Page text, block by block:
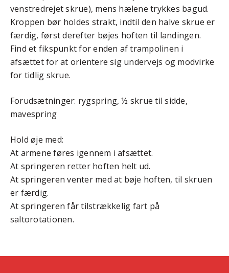
venstredrejet skrue), mens hælene trykkes bagud.
Kroppen bør holdes strakt, indtil den halve skrue er
færdig, først derefter bøjes hoften til landingen.
Find et fikspunkt for enden af trampolinen i
afsættet for at orientere sig undervejs og modvirke
for tidlig skrue.
Forudsætninger: rygspring, ½ skrue til sidde,
mavespring
Hold øje med:
At armene føres igennem i afsættet.
At springeren retter hoften helt ud.
At springeren venter med at bøje hoften, til skruen
er færdig.
At springeren får tilstrækkelig fart på
saltorotationen.